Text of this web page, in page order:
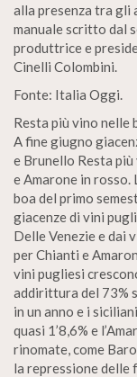
alla presenza tra gli
manuale scritto dal
produttrice e
Cinelli Colombini.
Fonte: Italia Oggi.
Resta più vino nelle
A fine giugno
e Brunello Resta
e Amarone in rosso.
boa del primo
giacenze di vini
Delle Venezie e dai
per Chianti e
vini pugliesi
addirittura del 73%
in un anno e i
quasi 1’8,6% e
rinomate, come
la repressione